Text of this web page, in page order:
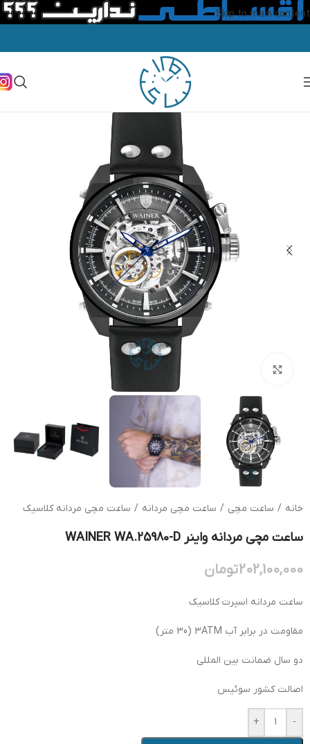
Skip to main content
خانه / ساعت مچی / ساعت مچی مردانه / ساعت مچی مردانه کلاسیک
ساعت مچی مردانه واینر WAINER WA.25980-D
202,100,000تومان
ساعت مردانه اسپرت کلاسیک
مقاومت در برابر آب 3ATM (30 متر)
دو سال ضمانت بین المللی
اصالت کشور سوئیس
-
+